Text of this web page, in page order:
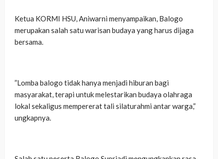
‎Ketua KORMI HSU, Aniwarni menyampaikan, Balogo
merupakan salah satu warisan budaya yang harus dijaga
bersama.
‎”Lomba balogo tidak hanya menjadi hiburan bagi
masyarakat, terapi untuk melestarikan budaya olahraga
lokal sekaligus mempererat tali silaturahmi antar warga,”
ungkapnya.